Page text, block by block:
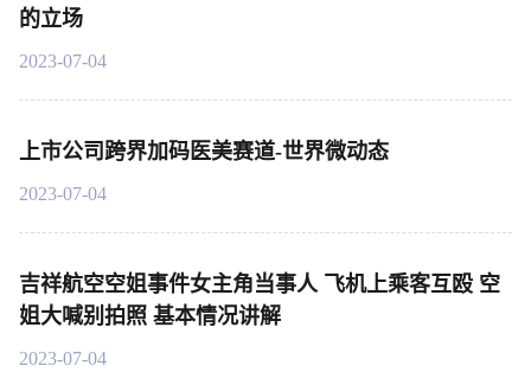
的立场
2023-07-04
上市公司跨界加码医美赛道-世界微动态
2023-07-04
吉祥航空空姐事件女主角当事人 飞机上乘客互殴 空
姐大喊别拍照 基本情况讲解
2023-07-04